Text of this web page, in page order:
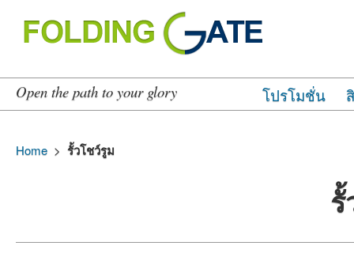
Open the path to your glory โปรโมชั่น
Home > รั้วโชว์รูม